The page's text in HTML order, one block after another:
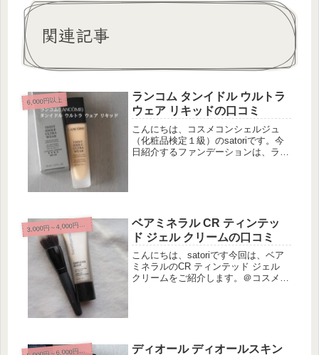
関連記事
6,000円以上
ランコム タンイドル ウルトラ
ウェア リキッドの口コミ
こんにちは、コスメコンシェルジュ
（化粧品検定１級）のsatoriです。今
日紹介するファンデーションは、ラン
3
,000円～4,000円未満
ベアミネラル CR ティンテッ
ド ジェル クリームの口コミ
こんにちは、satoriです今回は、ベア
ミネラルのCR ティンテッド ジェル
クリームをご紹介します。＠コスメに
5
,000円～6,000円未満
ディオール ディオールスキン